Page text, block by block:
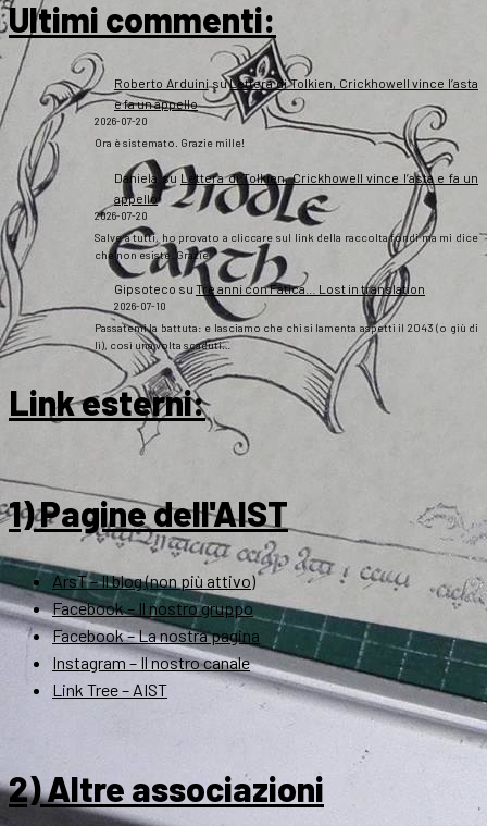
Ultimi commenti:
Roberto ArduinisuLettera di Tolkien, Crickhowell vince l’asta
e fa un appello
2026-07-20
Ora è sistemato. Grazie mille!
Daniela su Lettera di Tolkien, Crickhowell vince l’asta e fa un
appello
2026-07-20
Salve a tutti, ho provato a cliccare sul link della raccolta fondi ma mi dice
che non esiste. Grazie
Gipsoteco su Tre anni con Fatica… Lost in translation
2026-07-10
Passatemi la battuta: e lasciamo che chi si lamenta aspetti il 2043 (o giù di
lì), così una volta scaduti…
Link esterni:
1) Pagine dell'AIST
ArsT – Il blog (non più attivo)
Facebook – Il nostro gruppo
Facebook – La nostra pagina
Instagram – Il nostro canale
Link Tree – AIST
2) Altre associazioni